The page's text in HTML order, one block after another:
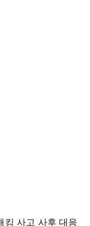
킹 사고 사후 대응